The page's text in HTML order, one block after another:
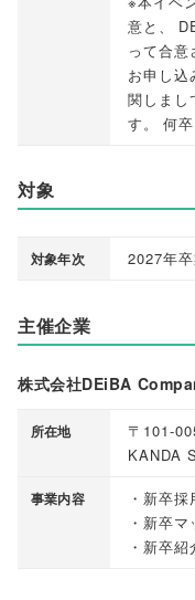
意と
って合
お申し込
関しまし
す 。 何
対象
対象年次 2027年
主催企業
株式会社DEiBA
所在地
〒101-
KANDA
事業内容
・新卒
・新卒
・新卒